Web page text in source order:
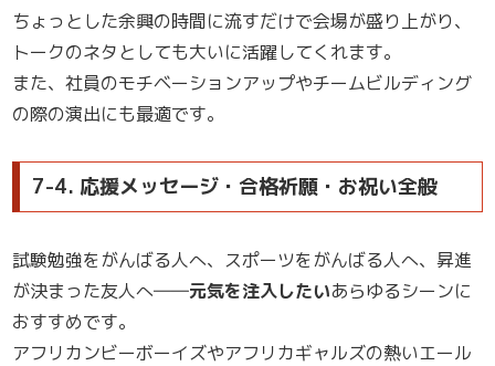
ちょっとした余興の時間に流すだけで会場が盛り上がり、
トークのネタとしても大いに活躍してくれます。
また、社員のモチベーションアップやチームビルディング
の際の演出にも最適です。
7-4. 応援メッセージ・合格祈願・お祝い全般
試験勉強をがんばる人へ、スポーツをがんばる人へ、昇進
が決まった友人へ――元気を注入したいあらゆるシーンに
おすすめです。
アフリカンビーボーイズやアフリカギャルズの熱いエール